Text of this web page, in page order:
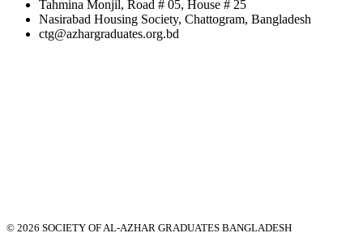
Tahmina Monjil, Road # 05, House # 25
Nasirabad Housing Society, Chattogram, Bangladesh
ctg@azhargraduates.org.bd
© 2026 SOCIETY OF AL-AZHAR GRADUATES BANGLADESH